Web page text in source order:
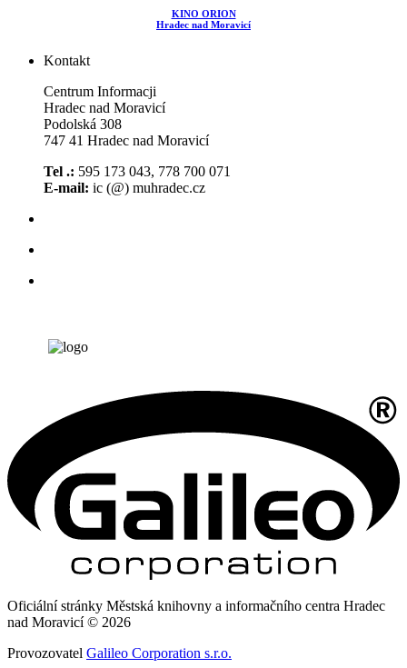
KINO ORION
Hradec nad Moravicí
Kontakt
Centrum Informacji
Hradec nad Moravicí
Podolská 308
747 41 Hradec nad Moravicí
Tel .: 595 173 043, 778 700 071
E-mail: ic (@) muhradec.cz
Oficiální stránky Městská knihovny a informačního centra Hradec
nad Moravicí © 2026
Provozovatel Galileo Corporation s.r.o.